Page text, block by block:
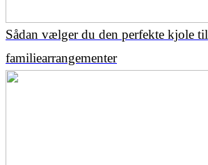
Sådan vælger du den perfekte kjole til
familiearrangementer